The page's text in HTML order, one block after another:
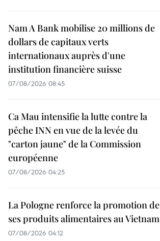
Nam A Bank mobilise 20 millions de
dollars de capitaux verts
internationaux auprès d'une
institution financière suisse
07/08/2026 08:45
Ca Mau intensifie la lutte contre la
pêche INN en vue de la levée du
"carton jaune" de la Commission
européenne
07/08/2026 04:25
La Pologne renforce la promotion de
ses produits alimentaires au Vietnam
07/08/2026 04:12